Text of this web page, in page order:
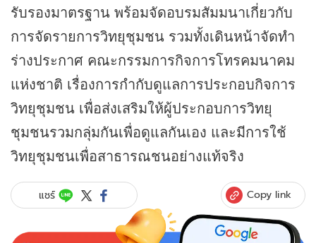
รับรองมาตรฐาน พร้อมจัดอบรมสัมมนาเกี่ยวกับ
การจัดรายการวิทยุชุมชน รวมทั้งเดินหน้าจัดทำ
ร่างประกาศ คณะกรรมการกิจการโทรคมนาคม
แห่งชาติ เรื่องการกำกับดูแลการประกอบกิจการ
วิทยุชุมชน เพื่อส่งเสริมให้ผู้ประกอบการวิทยุ
ชุมชนรวมกลุ่มกันเพื่อดูแลกันเอง และมีการใช้
วิทยุชุมชนเพื่อสาธารณชนอย่างแท้จริง
แชร์ Copy link